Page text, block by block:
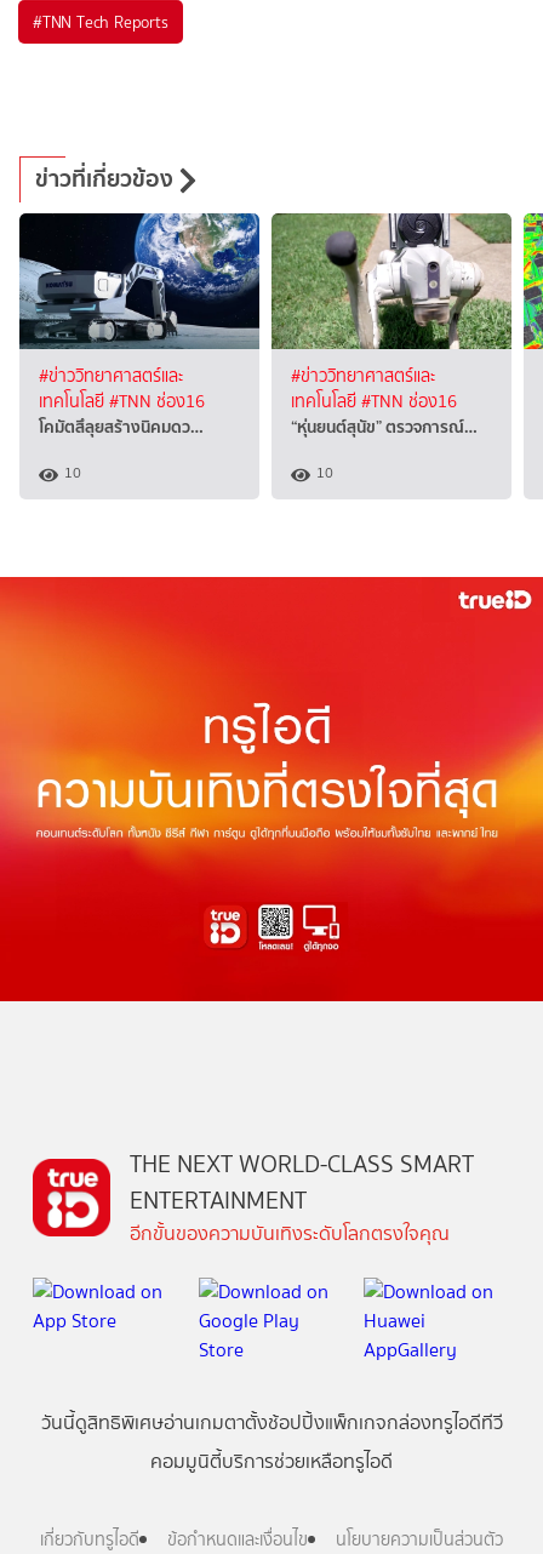
#TNN Tech Reports
ข่าวที่เกี่ยวข้อง
#ข่าววิทยาศาสตร์และ
เทคโนโลยี#TNN ช่อง16
โคมัตสึลุยสร้างนิคมดว…
10
#ข่าววิทยาศาสตร์และ
เทคโนโลยี#TNN ช่อง16
“หุ่นยนต์สุนัข” ตรวจการณ์…
10
THE NEXT WORLD-CLASS SMART
ENTERTAINMENT
อีกขั้นของความบันเทิงระดับโลกตรงใจคุณ
วันนี้ดูสิทธิพิเศษอ่านเกมตาตั้งช้อปปิ้งแพ็กเกจกล่องทรูไอดีทีวี
คอมมูนิตี้บริการช่วยเหลือทรูไอดี
เกี่ยวกับทรูไอดี ข้อกำหนดและเงื่อนไข นโยบายความเป็นส่วนตัว